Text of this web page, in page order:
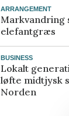
ARRANGEMENT
Markvandring
elefantgræs
BUSINESS
Lokalt
løfte midtjysk
Norden